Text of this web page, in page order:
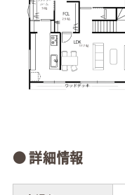
● 詳細情報